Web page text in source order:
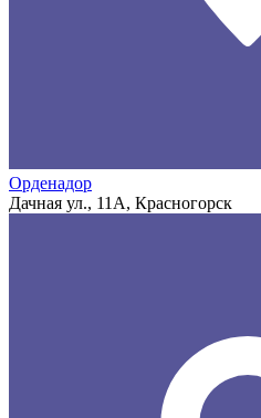
Орденадор
Дачная ул., 11А, Красногорск